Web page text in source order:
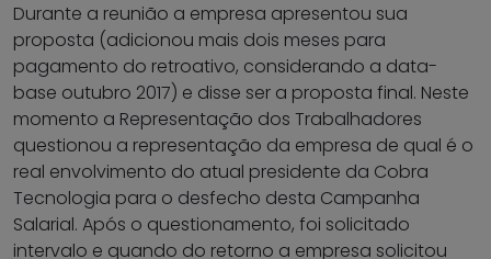
Durante a reunião a empresa apresentou sua
proposta (adicionou mais dois meses para
pagamento do retroativo, considerando a data-
base outubro 2017) e disse ser a proposta final. Neste
momento a Representação dos Trabalhadores
questionou a representação da empresa de qual é o
real envolvimento do atual presidente da Cobra
Tecnologia para o desfecho desta Campanha
Salarial. Após o questionamento, foi solicitado
intervalo e quando do retorno a empresa solicitou